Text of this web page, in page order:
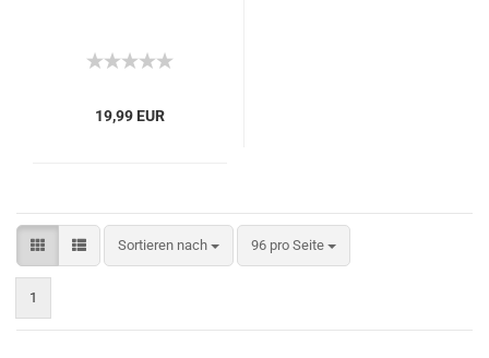
19,99 EUR
Sortieren nach
Sortieren nach 96 pro Seite
pro Seite
1